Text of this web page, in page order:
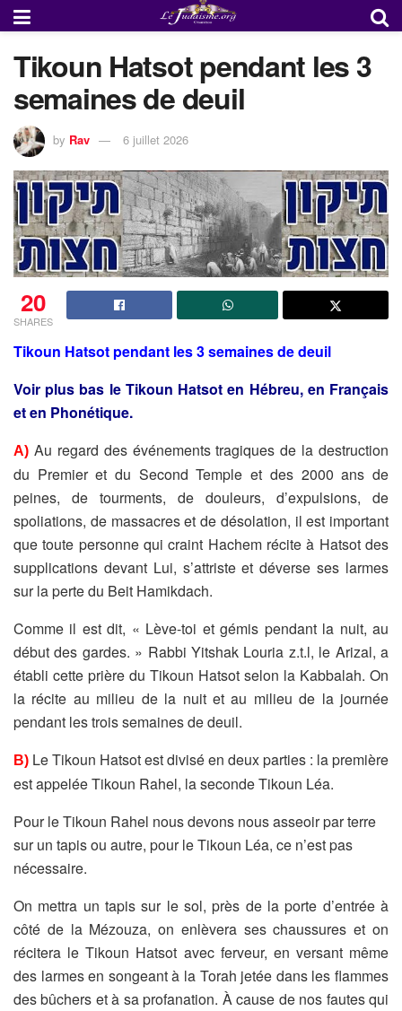
Tikoun Hatsot pendant les 3
semaines de deuil
by Rav 6 juillet 2026
20
SHARES
Tikoun Hatsot pendant les 3 semaines de deuil
Voir plus bas le Tikoun Hatsot en Hébreu, en Français
et en Phonétique.
A) Au regard des événements tragiques de la destruction
du Premier et du Second Temple et des 2000 ans de
peines, de tourments, de douleurs, d’expulsions, de
spoliations, de massacres et de désolation, il est important
que toute personne qui craint Hachem récite à Hatsot des
supplications devant Lui, s’attriste et déverse ses larmes
sur la perte du Beit Hamikdach.
Comme il est dit, « Lève-toi et gémis pendant la nuit, au
début des gardes. » Rabbi Yitshak Louria z.t.l, le Arizal, a
établi cette prière du Tikoun Hatsot selon la Kabbalah. On
la récite au milieu de la nuit et au milieu de la journée
pendant les trois semaines de deuil.
B) Le Tikoun Hatsot est divisé en deux parties : la première
est appelée Tikoun Rahel, la seconde Tikoun Léa.
Pour le Tikoun Rahel nous devons nous asseoir par terre
sur un tapis ou autre, pour le Tikoun Léa, ce n’est pas
nécessaire.
On mettra un tapis sur le sol, près de la porte d’entrée à
côté de la Mézouza, on enlèvera ses chaussures et on
récitera le Tikoun Hatsot avec ferveur, en versant même
des larmes en songeant à la Torah jetée dans les flammes
des bûchers et à sa profanation. À cause de nos fautes qui